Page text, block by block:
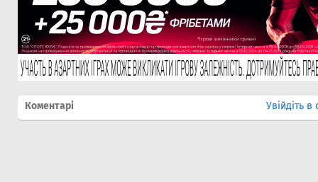
Коментарі Увійдіть в